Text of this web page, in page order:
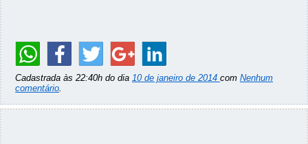
Cadastrada às 22:40h do dia 10 de janeiro de 2014 com Nenhum
comentário.